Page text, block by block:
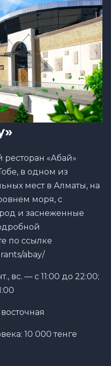
»
«Абай»
в одном из
мест в Алматы, на
моря, с
и заснеженные
по ссылке
abay/
вс. — с 11:00 до 22:00;
10 000 тенге